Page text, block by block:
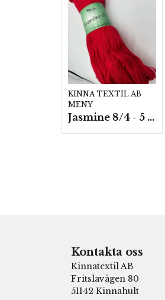
KINNA TEXTIL AB
MENY
Jasmine 8/4 - 5 härvor a200g./fp.
Kontakta oss
Kinnatextil AB
Fritslavägen 80
51142 Kinnahult